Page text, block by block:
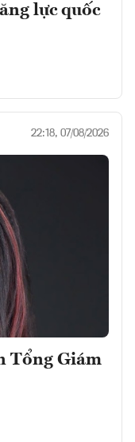
lực quốc
22:18, 07/08/2026
Tổng Giám